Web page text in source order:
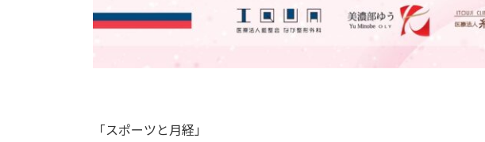
「スポーツと月経」